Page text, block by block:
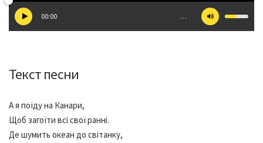
00:00 …
Текст песни
А я поїду на Канари,
Щоб загоїти всі свої ранні.
Де шумить океан до світанку,